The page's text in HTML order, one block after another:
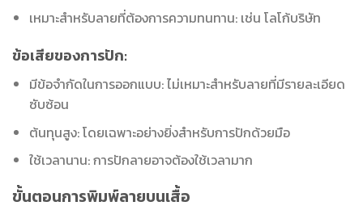
เหมาะสำหรับลายที่ต้องการความทนทาน: เช่น โลโก้บริษัท
ข้อเสียของการปัก:
มีข้อจำกัดในการออกแบบ: ไม่เหมาะสำหรับลายที่มีรายละเอียด
ซับซ้อน
ต้นทุนสูง: โดยเฉพาะอย่างยิ่งสำหรับการปักด้วยมือ
ใช้เวลานาน: การปักลายอาจต้องใช้เวลามาก
ขั้นตอนการพิมพ์ลายบนเสื้อ